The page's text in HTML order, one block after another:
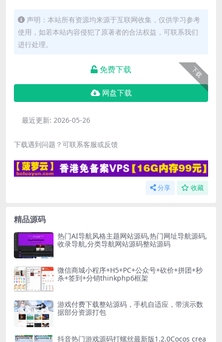
声明：本站所有资源均来源于互联网收集，仅供学习参考
使用，如若本站内容侵犯了原著者的合法权益，可联系我们
进行处理。
下载
免费下载
网盘下载
最近更新: 2026-05-26
下载遇到问题？可联系客服或反馈
分享 收藏
精品源码
热门AI导航风格主题网站源码,热门网址导航源码,
收录导航,分类导航网站源码整站源码
微信商城小程序+H5+PC+公众号+砍价+拼团+秒
杀+签到+分销thinkphp6框架
游戏付费下载整站源码，手机自适应，带演示数
据部分资源打包
抖音热门游戏源码打螺丝最新版1.2.0Cocos crea